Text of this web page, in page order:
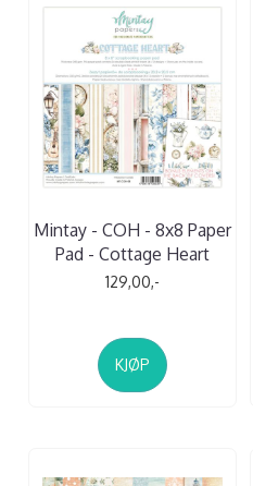
Mintay - COH - 8x8 Paper
Pad - Cottage Heart
129,00,-
KJØP